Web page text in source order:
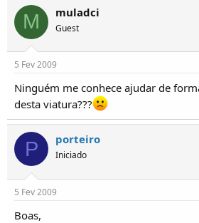
M muladci
Guest
5 Fev 2009
Ninguém me conhece ajudar de
desta viatura???
P porteiro
Iniciado
5 Fev 2009
Boas,